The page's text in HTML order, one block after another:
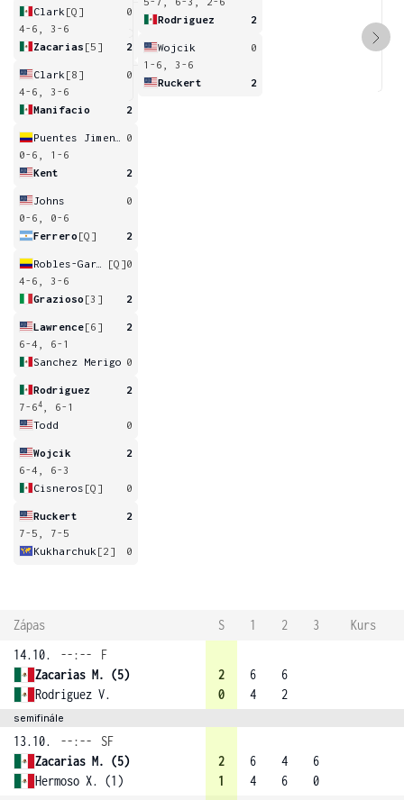
Clark [Q]
0
4-6, 3-6
Zacarias [5] 2
Clark [8]
0
4-6, 3-6
Manifacio
2
0
0-6, 1-6
Kent
2
Johns
0
0-6, 0-6
Ferrero [Q] 2
[Q]0
4-6, 3-6
Grazioso [3] 2
Lawrence[6]
2
6-4, 6-1
Sanchez Merigo 0
Rodriguez
2
7-64
, 6-1
Todd
0
Wojcik
2
6-4, 6-3
Cisneros [Q] 0
Ruckert
2
7-5, 7-5
Kukharchuk [2] 0
Rodriguez
2
Wojcik
0
1-6, 3-6
Ruckert
2
Zápas S 1 2 3
Kurs
14.10.
--:--
F
Zacarias M. (5)
Rodriguez V.
2
0
6
4
6
2
semifinále
13.10. --:--
SF
Zacarias M. (5)
Hermoso X. (1)
2
1
6
4
4
6
6
0